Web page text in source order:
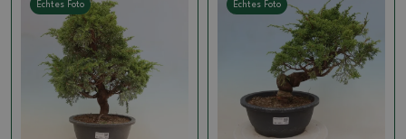
Echtes Foto Echtes Foto